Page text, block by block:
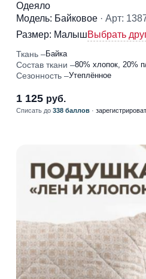
Одеяло
Модель: Байковое · Арт:
Размер: МалышВыбрать
Ткань Байка
Состав ткани 80% хлопок, 20%
Сезонность Утеплённое
1 125 руб.
Списать до338 баллов ·